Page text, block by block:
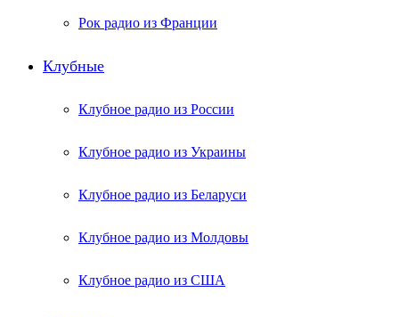
Рок радио из Франции
Клубные
Клубное радио из России
Клубное радио из Украины
Клубное радио из Беларуси
Клубное радио из Молдовы
Клубное радио из США